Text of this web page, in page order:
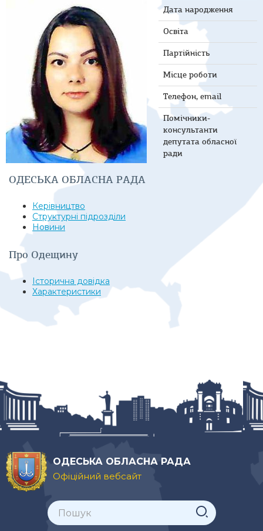
Дата народження
Освіта
Партійність
Місце роботи
Телефон, email
Помічники-
консультанти
депутата обласної
ради
ОДЕСЬКА ОБЛАСНА РАДА
Керівництво
Структурні підрозділи
Новини
Про Одещину
Історична довідка
Характеристики
ОДЕСЬКА ОБЛАСНА РАДА
Офіційний вебсайт